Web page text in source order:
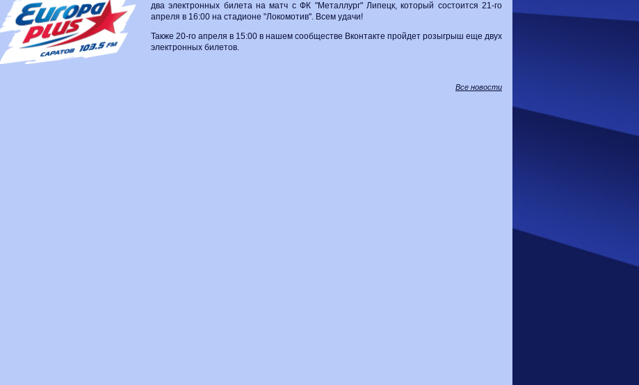
два электронных билета на матч с ФК "Металлург" Липецк, который состоится 21-го
апреля в 16:00 на стадионе "Локомотив". Всем удачи!
Также 20-го апреля в 15:00 в нашем сообществе Вконтакте пройдет розыгрыш еще двух
электронных билетов.
Все новости